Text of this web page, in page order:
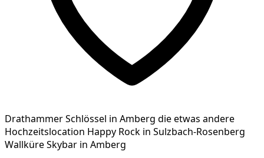
Drathammer Schlössel in Amberg die etwas andere
Hochzeitslocation Happy Rock in Sulzbach-Rosenberg
Wallküre Skybar in Amberg